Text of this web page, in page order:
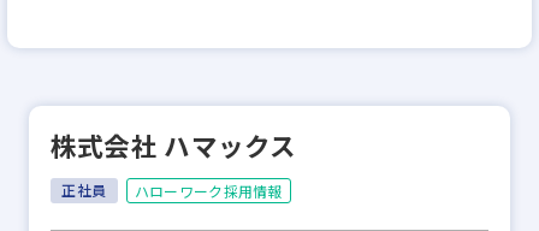
株式会社 ハマックス
正社員 ハローワーク採用情報